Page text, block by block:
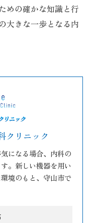
めの確かな知識と行
大きな一歩となる内
クリニック
になる場合、内科の
。新しい機器を用い
境のもと、守山市で